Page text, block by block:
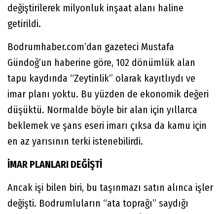
değiştirilerek milyonluk inşaat alanı haline
getirildi.
Bodrumhaber.com’dan gazeteci Mustafa
Gündoğ’un haberine göre, 102 dönümlük alan
tapu kaydında “Zeytinlik” olarak kayıtlıydı ve
imar planı yoktu. Bu yüzden de ekonomik değeri
düşüktü. Normalde böyle bir alan için yıllarca
beklemek ve şans eseri imarı çıksa da kamu için
en az yarısının terki istenebilirdi.
İMAR PLANLARI DEĞİŞTİ
Ancak işi bilen biri, bu taşınmazı satın alınca işler
değişti. Bodrumluların “ata toprağı” saydığı